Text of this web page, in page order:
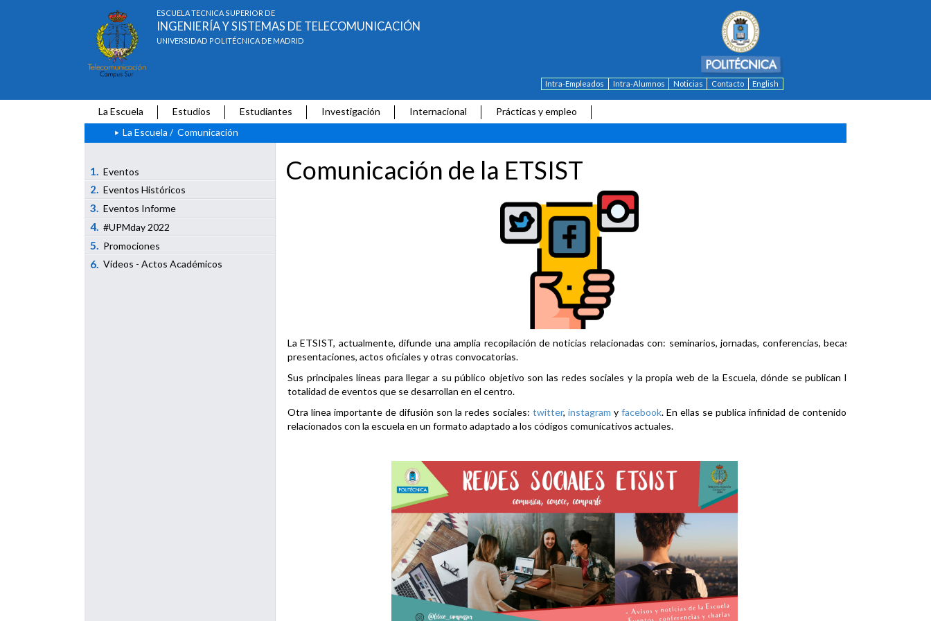
ESCUELA TÉCNICA SUPERIOR DE
INGENIERÍA Y SISTEMAS DE TELECOMUNICACIÓN
UNIVERSIDAD POLITÉCNICA DE MADRID
Intra-Empleados Intra-Alumnos Noticias Contacto English
La Escuela Estudios Estudiantes Investigación Internacional
Prácticas y empleo
La Escuela / Comunicación
1. Eventos
2. Eventos Históricos
3. Eventos Informe
4. #UPMday 2022
5. Promociones
6. Vídeos - Actos Académicos
Comunicación de la ETSIST
La ETSIST, actualmente, difunde una amplia recopilación de noticias relacionadas con: seminarios, jornadas, conferencias, becas,
presentaciones, actos oficiales y otras convocatorias.
Sus principales líneas para llegar a su público objetivo son las redes sociales y la propia web de la Escuela, dónde se publican la
totalidad de eventos que se desarrollan en el centro.
Otra línea importante de difusión son la redes sociales: twitter, instagram y facebook. En ellas se publica infinidad de contenidos
relacionados con la escuela en un formato adaptado a los códigos comunicativos actuales.